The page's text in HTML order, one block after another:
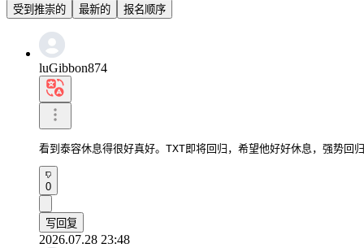
受到推崇的
最新的 报名顺序
luGibbon874
看到泰容休息得很好真好。TXT即将回归，希望他好好休息，强势回
0
写回复
2026.07.28 23:48